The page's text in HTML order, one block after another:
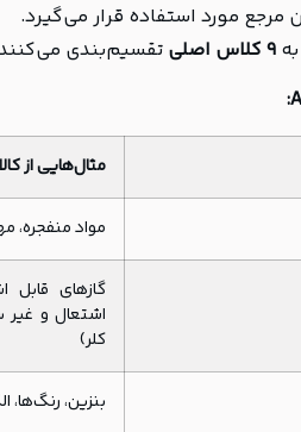
مورد استفاده قرار می‌گیرد.
9 کلاس اصلی
تقسیم‌بندی
مثال‌هایی از
مواد منفجره،
گازهای قابل
اشتعال و غیر
کلر)
بنزین، رنگ‌ها،